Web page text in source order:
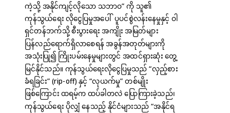
ကဲ့သို့ အနိုင်ကျင့်လိုသော သဘာဝ” ကို သူ၏
ကုန်သွယ်ရေး လိုငွေပြမှုအပေါ် ပူပင်စွဲလန်းနေမှုနှင့် ဝါ
ရှင်တန်ဘက်သို့ စီးပွားရေး အကျိုး အမြတ်များ
ပြန်လည်ရောက်ရှိလာစေရန် အခွန်အတုတ်များကို
အသုံးပြု၍ ကြိုးပမ်းနေမှုများတွင် အထင်ရှားဆုံး တွေ့
မြင်နိုင်သည်။ ကုန်သွယ်ရေးလိုငွေပြမှုသည် “လှည့်စား
ခံရခြင်း” (rip-off) နှင့် “လုယက်မှု” တစ်မျိုး
ဖြစ်ကြောင်း ထရမ့်က ထပ်ခါတလဲ ပြောကြားခဲ့သည်၊
ကုန်သွယ်ရေး ပိုလျှံ နေသည့် နိုင်ငံများသည် “အနိုင်ရ